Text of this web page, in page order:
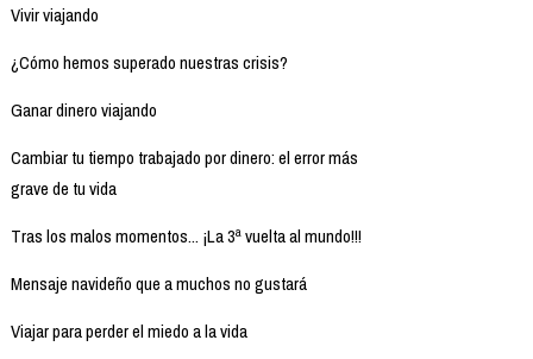
Vivir viajando
¿Cómo hemos superado nuestras crisis?
Ganar dinero viajando
Cambiar tu tiempo trabajado por dinero: el error más
grave de tu vida
Tras los malos momentos... ¡La 3ª vuelta al mundo!!!
Mensaje navideño que a muchos no gustará
Viajar para perder el miedo a la vida